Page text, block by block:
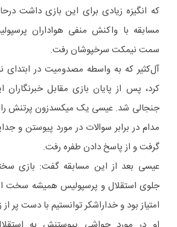
که انگیزه زیادی برای این بازی داشت
مسابقه با واکنش منفی هواداران
سمت نیمکت سرخپوشان رفت.
آل‌کثیر که به واسطه مصدومیت در ابتدای
کرد، پس از پایان بازی مقابل خبرنگاران
جنجالی شد. عیسی یک میکسدزون پرتنش را
مدام در برابر سوالات در مورد پیوستن و
گرفت و از پاسخ دادن طفره رفت.
عیسی بعد از این مسابقه گفت: بازی
جلوی استقلال و پرسپولیس همیشه
امتیاز بود و خداراشکر توانستیم با دست پر